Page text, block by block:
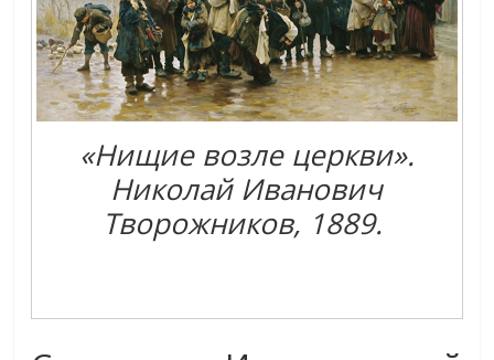
«Нищие возле церкви».
Николай Иванович
Творожников, 1889.